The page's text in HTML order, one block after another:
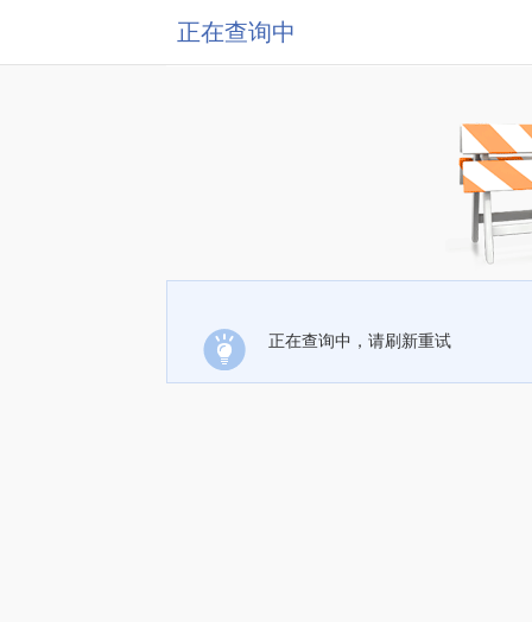
正在查询中
正在查询中，请刷新重试